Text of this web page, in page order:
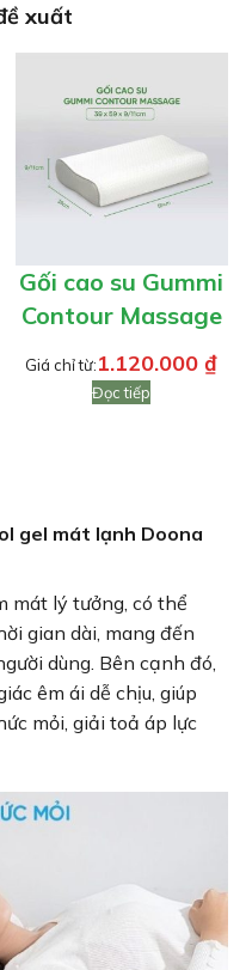
xuất
Gối cao su Gummi
Contour Massage
Giá chỉ từ:1.120.000 ₫
Đọc tiếp
gel mát lạnh Doona
mát lý tưởng, có thể
gian dài, mang đến
dùng. Bên cạnh đó,
êm ái dễ chịu, giúp
mỏi, giải toả áp lực